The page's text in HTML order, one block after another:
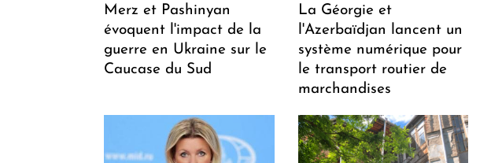
Merz et Pashinyan
évoquent l'impact de la
guerre en Ukraine sur le
Caucase du Sud
La Géorgie et
l'Azerbaïdjan lancent un
système numérique pour
le transport routier de
marchandises